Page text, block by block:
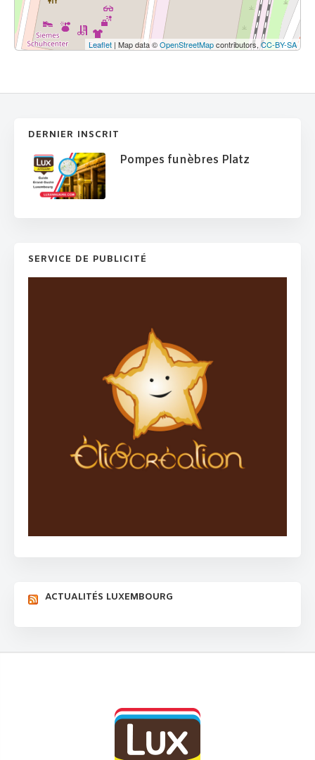
Leaflet | Map data ©OpenStreetMapcontributors,CC-BY-SA
DERNIER INSCRIT
Pompes funèbres Platz
SERVICE DE PUBLICITÉ
ACTUALITÉS LUXEMBOURG